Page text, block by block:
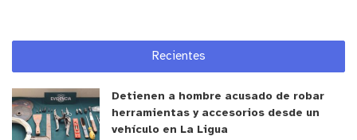
Recientes
Detienen a hombre acusado de robar
herramientas y accesorios desde un
vehículo en La Ligua